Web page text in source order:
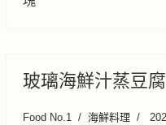
玻璃海鮮汁蒸豆腐
Food No.1 海鮮料理